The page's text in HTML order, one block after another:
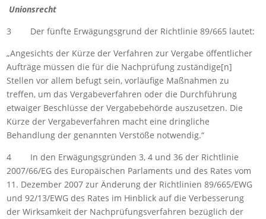
Unionsrecht
3 Der fünfte Erwägungsgrund der Richtlinie 89/665 lautet:
„Angesichts der Kürze der Verfahren zur Vergabe öffentlicher
Aufträge müssen die für die Nachprüfung zuständige[n]
Stellen vor allem befugt sein, vorläufige Maßnahmen zu
treffen, um das Vergabeverfahren oder die Durchführung
etwaiger Beschlüsse der Vergabebehörde auszusetzen. Die
Kürze der Vergabeverfahren macht eine dringliche
Behandlung der genannten Verstöße notwendig.“
4 In den Erwägungsgründen 3, 4 und 36 der Richtlinie
2007/66/EG des Europäischen Parlaments und des Rates vom
11. Dezember 2007 zur Änderung der Richtlinien 89/665/EWG
und 92/13/EWG des Rates im Hinblick auf die Verbesserung
der Wirksamkeit der Nachprüfungsverfahren bezüglich der